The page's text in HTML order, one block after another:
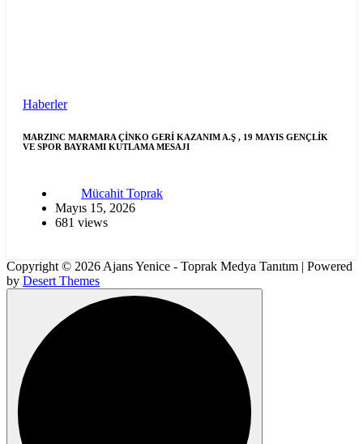
Haberler
MARZINC MARMARA ÇİNKO GERİ KAZANIM A.Ş , 19 MAYIS GENÇLİK
VE SPOR BAYRAMI KUTLAMA MESAJI
Mücahit Toprak
Mayıs 15, 2026
681 views
Copyright © 2026 Ajans Yenice - Toprak Medya Tanıtım | Powered
by Desert Themes